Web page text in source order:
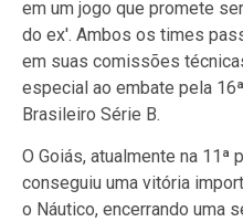
em um jogo que promete
do ex'. Ambos os times
em suas comissões
especial ao embate pela
Brasileiro Série B.
O Goiás, atualmente na 11ª
conseguiu uma vitória
o Náutico, encerrando uma